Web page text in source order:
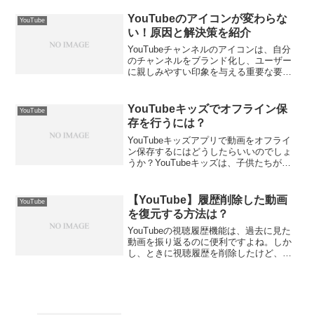
します。大切なチャンネルを守り、成果
を上げるため...
YouTube
YouTubeのアイコンが変わらな
い！原因と解決策を紹介
YouTubeチャンネルのアイコンは、自分
のチャンネルをブランド化し、ユーザー
に親しみやすい印象を与える重要な要素
ても変わらないという問題に遭遇するこ
とがあります。なぜ...
YouTube
YouTubeキッズでオフライン保
存を行うには？
YouTubeキッズアプリで動画をオフライ
ン保存するにはどうしたらいいのでしょ
うか？YouTubeキッズは、子供たちが安
で、Wi-Fiやデータ通信を使わずに外出先
でも動画...
YouTube
【YouTube】履歴削除した動画
を復元する方法は？
YouTubeの視聴履歴機能は、過去に見た
動画を振り返るのに便利ですよね。しか
し、ときに視聴履歴を削除したけど、復